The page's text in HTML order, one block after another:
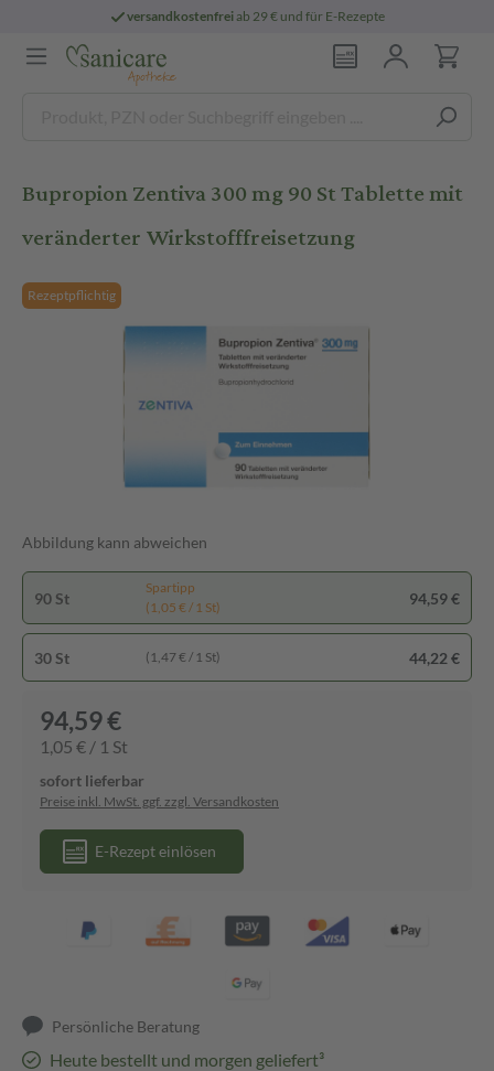
versandkostenfreiab 29 € und für E-Rezepte
Bupropion Zentiva 300 mg 90 St Tablette mit
veränderter Wirkstofffreisetzung
Rezeptpflichtig
Abbildung kann abweichen
90 St
Spartipp
(1,05 € / 1 St)
94,59 €
30 St (1,47 € / 1 St) 44,22 €
94,59 €
1,05 € / 1 St
sofort lieferbar
Preise inkl. MwSt. ggf. zzgl. Versandkosten
E-Rezept einlösen
Persönliche Beratung
Heute bestellt und morgen geliefert³